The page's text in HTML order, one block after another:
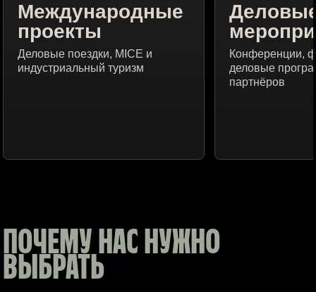
Международные
проекты
Деловые поездки, MICE и
индустриальный туризм
Конференции,
деловые
партнёров
ПОЧЕМУ НАС НУЖНО
ВЫБРАТЬ